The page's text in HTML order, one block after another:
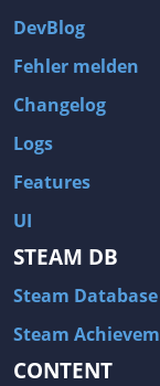
DevBlog
Fehler melden
Changelog
Logs
Features
UI
STEAM DB
Steam Database
Steam
CONTENT